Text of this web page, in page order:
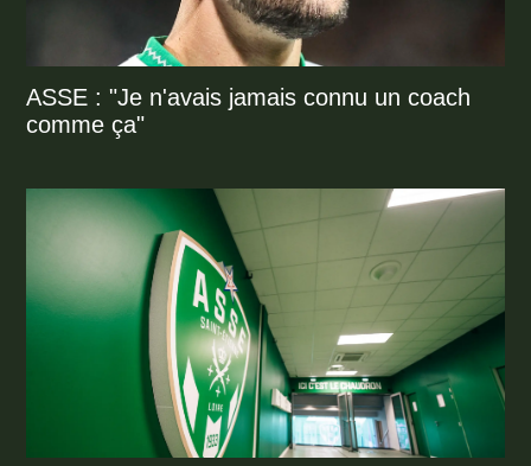
ASSE : "Je n'avais jamais connu un coach
comme ça"